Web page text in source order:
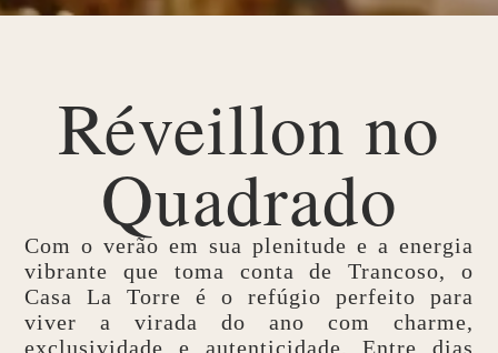
Réveillon no
Quadrado
Com o verão em sua plenitude e a energia
vibrante que toma conta de Trancoso, o
Casa La Torre é o refúgio perfeito para
viver a virada do ano com charme,
exclusividade e autenticidade. Entre dias